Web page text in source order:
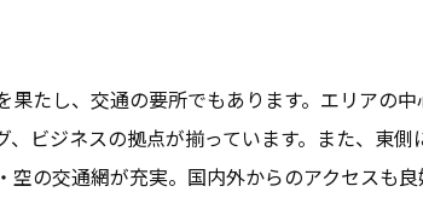
たし、交通の要所でもあります。エリアの
ビジネスの拠点が揃っています。また、東側
の交通網が充実。国内外からのアクセスも